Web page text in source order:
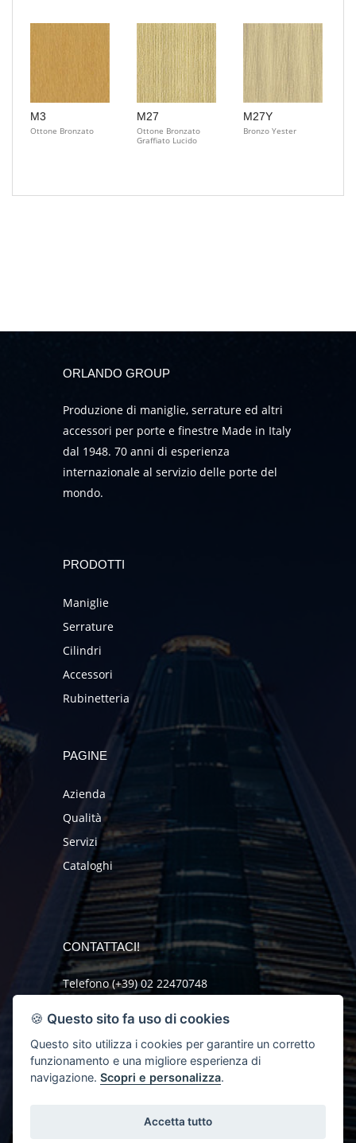
M3
Ottone Bronzato
M27
Ottone Bronzato
Graffiato Lucido
M27Y
Bronzo Yester
ORLANDO GROUP
Produzione di maniglie, serrature ed altri
accessori per porte e finestre Made in Italy
dal 1948. 70 anni di esperienza
internazionale al servizio delle porte del
mondo.
PRODOTTI
Maniglie
Serrature
Cilindri
Accessori
Rubinetteria
PAGINE
Azienda
Qualità
Servizi
Cataloghi
CONTATTACI!
Telefono (+39) 02 22470748
mail@orlando-sas.it
RICHIEDI INFO
🍪 Questo sito fa uso di cookies
Questo sito utilizza i cookies per garantire un corretto
funzionamento e una migliore esperienza di
navigazione.Scopri e personalizza.
Accetta tutto